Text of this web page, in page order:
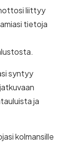
liittyy
tietoja
syntyy
ja
kolmansille